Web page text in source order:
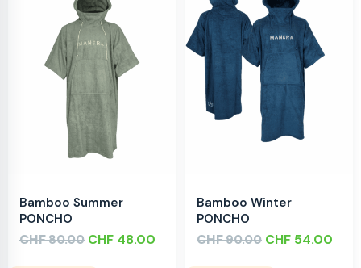
Bamboo Summer
PONCHO
CHF80.00 CHF 48.00
Bamboo Winter
PONCHO
CHF90.00 CHF 54.00